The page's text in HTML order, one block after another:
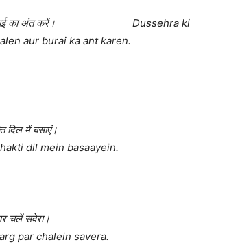
चलें और बुराई का अंत करें। Dussehra ki
aur burai ka ant karen.
दिल में बसाएं।
dil mein basaayein.
चलें सवेरा।
par chalein savera.